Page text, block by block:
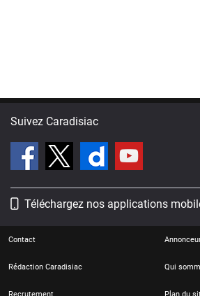
Suivez Caradisiac
Téléchargez nos applications
Contact
Rédaction Caradisiac Qui
Recrutement Plan du